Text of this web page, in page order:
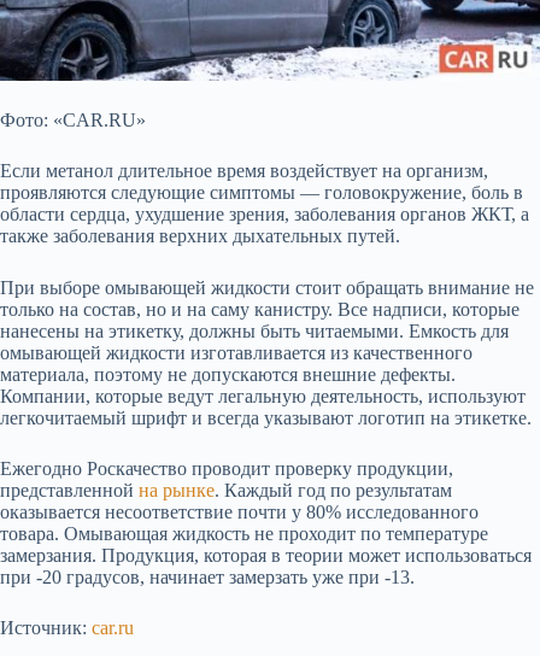
Фото: «CAR.RU»
Если метанол длительное время воздействует на организм,
проявляются следующие симптомы — головокружение, боль в
области сердца, ухудшение зрения, заболевания органов ЖКТ, а
также заболевания верхних дыхательных путей.
При выборе омывающей жидкости стоит обращать внимание не
только на состав, но и на саму канистру. Все надписи, которые
нанесены на этикетку, должны быть читаемыми. Емкость для
омывающей жидкости изготавливается из качественного
материала, поэтому не допускаются внешние дефекты.
Компании, которые ведут легальную деятельность, используют
легкочитаемый шрифт и всегда указывают логотип на этикетке.
Ежегодно Роскачество проводит проверку продукции,
представленной на рынке. Каждый год по результатам
оказывается несоответствие почти у 80% исследованного
товара. Омывающая жидкость не проходит по температуре
замерзания. Продукция, которая в теории может использоваться
при -20 градусов, начинает замерзать уже при -13.
Источник: car.ru